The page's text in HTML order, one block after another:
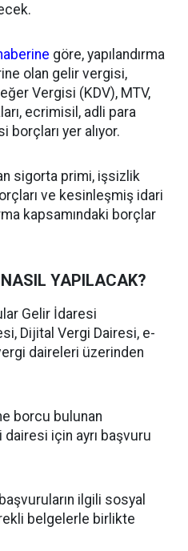
göre, yapılandırma
olan gelir vergisi,
Vergisi (KDV), MTV,
ecrimisil, adli para
borçları yer alıyor.
sigorta primi, işsizlik
ve kesinleşmiş idari
kapsamındaki borçlar
YAPILACAK?
Gelir İdaresi
Dijital Vergi Dairesi, e-
daireleri üzerinden
borcu bulunan
için ayrı başvuru
ilgili sosyal
belgelerle birlikte